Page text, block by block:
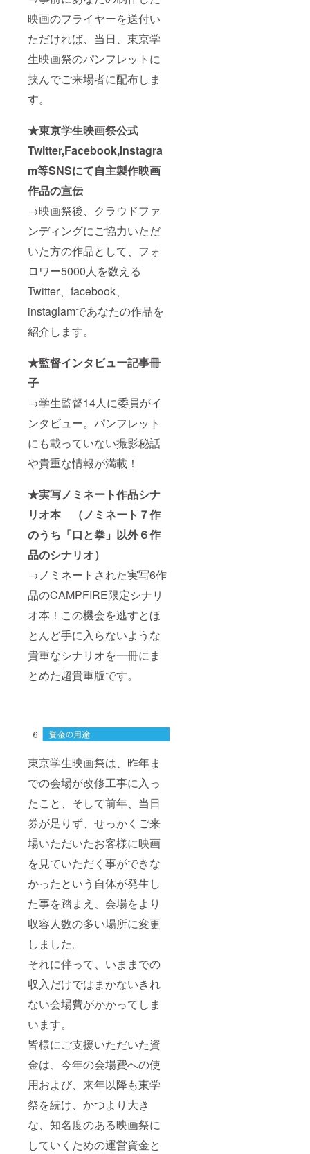
映画のフライヤーを送付い
ただければ、当日、東京学
生映画祭のパンフレットに
挟んでご来場者に配布しま
す。
★東京学生映画祭公式
Twitter,Facebook,Instagra
m等SNSにて自主製作映画
作品の宣伝
→映画祭後、クラウドファ
ンディングにご協力いただ
いた方の作品として、フォ
ロワー5000人を数える
Twitter、facebook、
instaglamであなたの作品を
紹介します。
★監督インタビュー記事冊
子
→学生監督14人に委員がイ
ンタビュー。パンフレット
にも載っていない撮影秘話
や貴重な情報が満載！
★実写ノミネート作品シナ
リオ本 （ノミネート７作
のうち「口と拳」以外６作
品のシナリオ）
→ノミネートされた実写6作
品のCAMPFIRE限定シナリ
オ本！この機会を逃すとほ
とんど手に入らないような
貴重なシナリオを一冊にま
とめた超貴重版です。
東京学生映画祭は、昨年ま
での会場が改修工事に入っ
たこと、そして前年、当日
券が足りず、せっかくご来
場いただいたお客様に映画
を見ていただく事ができな
かったという自体が発生し
た事を踏まえ、会場をより
収容人数の多い場所に変更
しました。
それに伴って、いままでの
収入だけではまかないきれ
ない会場費がかかってしま
います。
皆様にご支援いただいた資
金は、今年の会場費への使
用および、来年以降も東学
祭を続け、かつより大き
な、知名度のある映画祭に
していくための運営資金と